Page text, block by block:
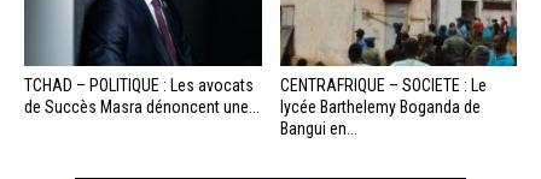
TCHAD – POLITIQUE : Les avocats
de Succès Masra dénoncent une...
CENTRAFRIQUE – SOCIETE : Le
lycée Barthelemy Boganda de
Bangui en...